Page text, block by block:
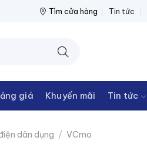
NPP THIẾT BỊ ĐIỆN
Tìm cửa hàng Tin tức
giá Khuyến mãi Tin tức
dân dụng / VCmo